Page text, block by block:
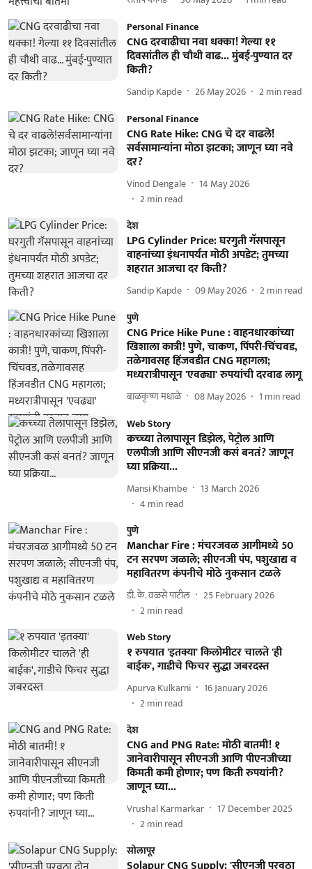
Personal Finance
CNG दरवाढीचा नवा धक्का! गेल्या ११
दिवसांतील ही चौथी वाढ... मुंबई-पुण्यात दर
किती?
Sandip Kapde 26 May 2026 2min read
Personal Finance
CNG Rate Hike: CNG चे दर वाढले!
सर्वसामान्यांना मोठा झटका; जाणून घ्या नवे
दर?
Vinod Dengale
14 May 2026
2min read
देश
LPG Cylinder Price: घरगुती गॅसपासून
वाहनांच्या इंधनापर्यंत मोठी अपडेट; तुमच्या
शहरात आजचा दर किती?
Sandip Kapde 09 May 2026 2min read
पुणे
CNG Price Hike Pune : वाहनधारकांच्या
खिशाला कात्री! पुणे, चाकण, पिंपरी-चिंचवड,
तळेगावसह हिंजवडीत CNG महागला;
मध्यरात्रीपासून 'एवढ्या' रुपयांची दरवाढ लागू
बाळकृष्ण मधाळे 08 May 2026 1 min read
Web Story
कच्च्या तेलापासून डिझेल, पेट्रोल आणि
एलपीजी आणि सीएनजी कसं बनतं? जाणून
घ्या प्रक्रिया...
Mansi Khambe
13 March 2026
4 min read
पुणे
Manchar Fire : मंचरजवळ आगीमध्ये 50
टन सरपण जळाले; सीएनजी पंप, पशुखाद्य व
महावितरण कंपनीचे मोठे नुकसान टळले
डी. के. वळसे पाटील
25 February 2026
2min read
Web Story
१ रुपयात 'इतक्या' किलोमीटर चालते 'ही
बाईक', गाडीचे फिचर सुद्धा जबरदस्त
Apurva Kulkarni
16 January 2026
2min read
देश
CNG and PNG Rate: मोठी बातमी! १
जानेवारीपासून सीएनजी आणि पीएनजीच्या
किमती कमी होणार; पण किती रुपयांनी?
जाणून घ्या...
Vrushal Karmarkar
17 December 2025
2min read
सोलापूर